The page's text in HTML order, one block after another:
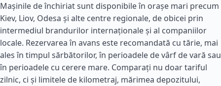
Mașinile de închiriat sunt disponibile în orașe mari precum
Kiev, Liov, Odesa și alte centre regionale, de obicei prin
intermediul brandurilor internaționale și al companiilor
locale. Rezervarea în avans este recomandată cu tărie, mai
ales în timpul sărbătorilor, în perioadele de vârf de vară sau
în perioadele cu cerere mare. Comparați nu doar tariful
zilnic, ci și limitele de kilometraj, mărimea depozitului,